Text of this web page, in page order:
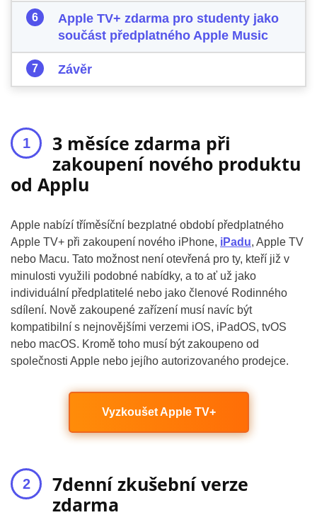
Apple TV+ zdarma pro studenty jako
součást předplatného Apple Music
Závěr
3 měsíce zdarma při
zakoupení nového produktu
od Applu
Apple nabízí tříměsíční bezplatné období předplatného
Apple TV+ při zakoupení nového iPhone, iPadu, Apple TV
nebo Macu. Tato možnost není otevřená pro ty, kteří již v
minulosti využili podobné nabídky, a to ať už jako
individuální předplatitelé nebo jako členové Rodinného
sdílení. Nově zakoupené zařízení musí navíc být
kompatibilní s nejnovějšími verzemi iOS, iPadOS, tvOS
nebo macOS. Kromě toho musí být zakoupeno od
společnosti Apple nebo jejího autorizovaného prodejce.
Vyzkoušet Apple TV+
7denní zkušební verze
zdarma